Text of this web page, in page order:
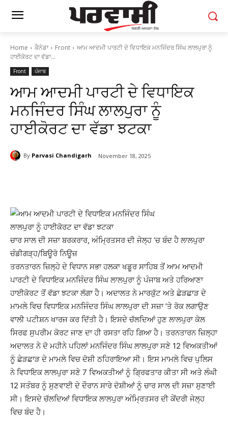
Home ਕੈਨੇਡਾ Front
ਆਮ ਆਦਮੀ ਪਾਰਟੀ ਦੇ ਵਿਧਾਇਕ ਮਨਜਿੰਦਰ ਸਿੰਘ ਲਾਲਪੁਰਾ ਨੂੰ
ਹਾਈਕੋਰਟ ਦਾ ਵੱਡਾ...
Front ਪੰਜਾਬ
ਆਮ ਆਦਮੀ ਪਾਰਟੀ ਦੇ ਵਿਧਾਇਕ
ਮਨਜਿੰਦਰ ਸਿੰਘ ਲਾਲਪੁਰਾ ਨੂੰ
ਹਾਈਕੋਰਟ ਦਾ ਵੱਡਾ ਝਟਕਾ
By Parvasi Chandigarh November 18, 2025
ਚਾਰ ਸਾਲ ਦੀ ਸਜ਼ਾ ਬਰਕਰਾਰ, ਅੰਮਿ੍ਰਤਸਰ ਦੀ ਜੇਲ੍ਹ ’ਚ ਬੰਦ ਹੈ ਲਾਲਪੁਰਾ
ਚੰਡੀਗੜ੍ਹ/ਬਿਊਰੋ ਨਿਊਜ਼
ਤਰਨਤਾਰਨ ਜ਼ਿਲ੍ਹੇ ਦੇ ਵਿਧਾਨ ਸਭਾ ਹਲਕਾ ਖਡੂਰ ਸਾਹਿਬ ਤੋਂ ਆਮ ਆਦਮੀ
ਪਾਰਟੀ ਦੇ ਵਿਧਾਇਕ ਮਨਜਿੰਦਰ ਸਿੰਘ ਲਾਲਪੁਰਾ ਨੂੰ ਪੰਜਾਬ ਅਤੇ ਹਰਿਆਣਾ
ਹਾਈਕੋਰਟ ਤੋਂ ਵੱਡਾ ਝਟਕਾ ਲੱਗਾ ਹੈ। ਅਦਾਲਤ ਨੇ ਮਾਰਕੁੱਟ ਅਤੇ ਛੇੜਛਾੜ ਦੇ
ਮਾਮਲੇ ਵਿਚ ਵਿਧਾਇਕ ਮਨਜਿੰਦਰ ਸਿੰਘ ਲਾਲਪੁਰਾ ਦੀ ਸਜ਼ਾ ’ਤੇ ਰੋਕ ਲਗਾਉਣ
ਵਾਲੀ ਪਟੀਸ਼ਨ ਖਾਰਜ ਕਰ ਦਿੱਤੀ ਹੈ। ਇਸਦੇ ਚੱਲਦਿਆਂ ਹੁਣ ਲਾਲਪੁਰਾ ਕੋਲ
ਸਿਰਫ ਸੁਪਰੀਮ ਕੋਰਟ ਜਾਣ ਦਾ ਹੀ ਰਸਤਾ ਰਹਿ ਗਿਆ ਹੈ। ਤਰਨਤਾਰਨ ਜ਼ਿਲ੍ਹਾ
ਅਦਾਲਤ ਨੇ ਦੋ ਮਹੀਨੇ ਪਹਿਲਾਂ ਮਨਜਿੰਦਰ ਸਿੰਘ ਲਾਲਪੁਰਾ ਸਣੇ 12 ਵਿਅਕਤੀਆਂ
ਨੂੰ ਛੇੜਛਾੜ ਦੇ ਮਾਮਲੇ ਵਿਚ ਦੋਸ਼ੀ ਠਹਿਰਾਇਆ ਸੀ। ਇਸ ਮਾਮਲੇ ਵਿਚ ਪੁਲਿਸ
ਨੇ ਵਿਧਾਇਕ ਲਾਲਪੁਰਾ ਸਣੇ 7 ਵਿਅਕਤੀਆਂ ਨੂੰ ਗਿ੍ਰਫਤਾਰ ਕੀਤਾ ਸੀ ਅਤੇ ਲੰਘੀ
12 ਸਤੰਬਰ ਨੂੰ ਸੁਣਵਾਈ ਦੇ ਦੌਰਾਨ ਸਾਰੇ ਦੋਸ਼ੀਆਂ ਨੂੰ ਚਾਰ ਸਾਲ ਦੀ ਸਜ਼ਾ ਸੁਣਾਈ
ਸੀ। ਇਸਦੇ ਚੱਲਦਿਆਂ ਵਿਧਾਇਕ ਲਾਲਪੁਰਾ ਅੰਮਿ੍ਰਤਸਰ ਦੀ ਕੇਂਦਰੀ ਜੇਲ੍ਹ
ਵਿਚ ਬੰਦ ਹੈ।